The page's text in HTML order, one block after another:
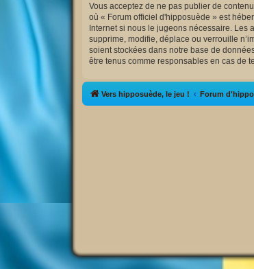
Vous acceptez de ne pas publier de
où « Forum officiel d'hipposuède » est
Internet si nous le jugeons nécessaire. Les
supprime, modifie, déplace ou verrouille
soient stockées dans notre base de
être tenus comme responsables en cas de
Vers hipposuède, le jeu ! Forum